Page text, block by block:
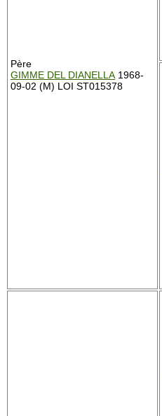
Père
GIMME DEL DIANELLA 1968-
09-02 (M) LOI ST015378